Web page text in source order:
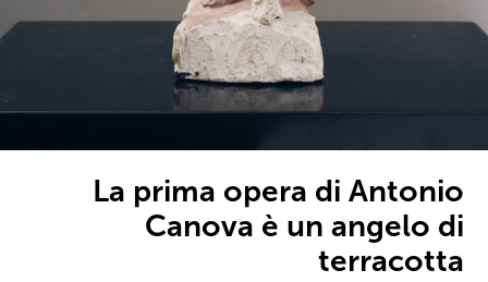
La prima opera di Antonio
Canova è un angelo di
terracotta